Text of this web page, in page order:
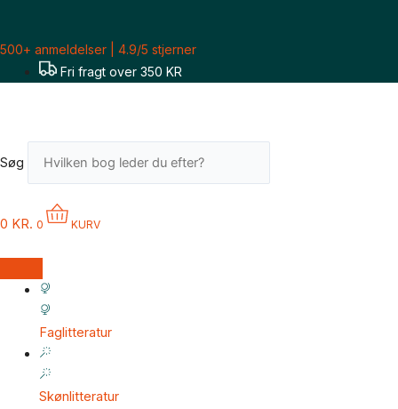
indholdet
500+ anmeldelser | 4.9/5 stjerner
Fri fragt over 350 KR
Søg
0 KR. 0 KURV
Faglitteratur
Skønlitteratur